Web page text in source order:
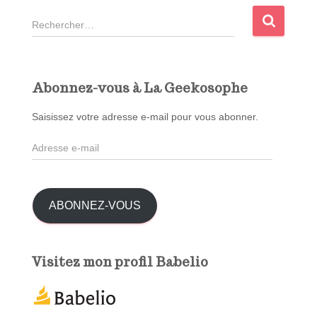
R
e
c
e
r
Abonnez-vous à La Geekosophe
Saisissez votre adresse e-mail pour vous abonner.
A
d
s
s
a
ABONNEZ-VOUS
Visitez mon profil Babelio